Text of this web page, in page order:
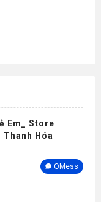
Em_ Store
Hóa
OMess